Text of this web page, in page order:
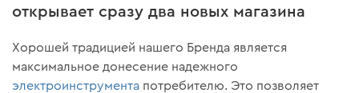
открывает сразу два новых магазина
Хорошей традицией нашего Бренда является
максимальное донесение надежного
электроинструмента потребителю. Это позволяет